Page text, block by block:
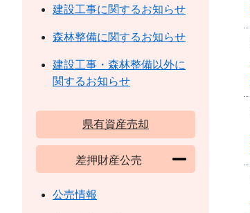
建設工事に関するお知らせ
森林整備に関するお知らせ
建設工事・森林整備以外に
関するお知らせ
県有資産売却
差押財産公売
公売情報